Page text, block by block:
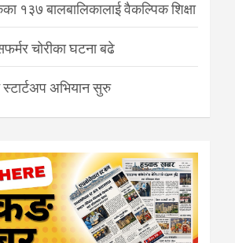
१३७ बालबालिकालाई वैकल्पिक शिक्षा
चोरीका घटना बढे
स्टार्टअप अभियान सुरु